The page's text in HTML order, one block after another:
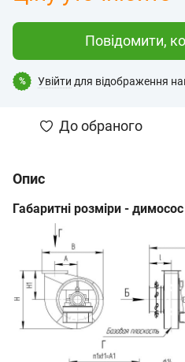
Повідомити,
% Увійти для відображення
До обраного
Опис
Габаритні розміри -